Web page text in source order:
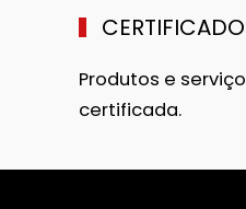
Produtos e
certificada.